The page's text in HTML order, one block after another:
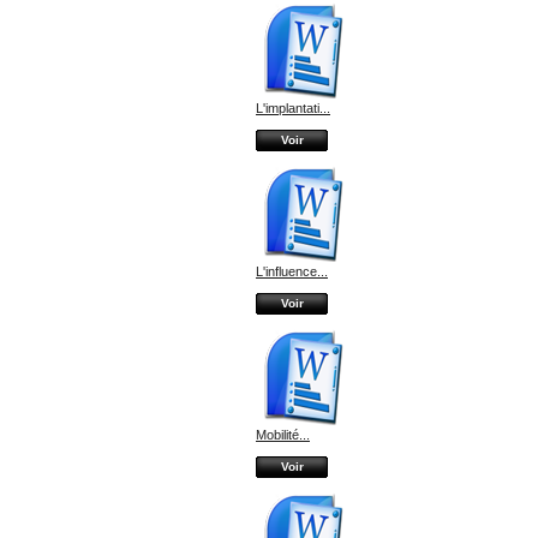
L'implantati...
Voir
L'influence...
Voir
Mobilité...
Voir